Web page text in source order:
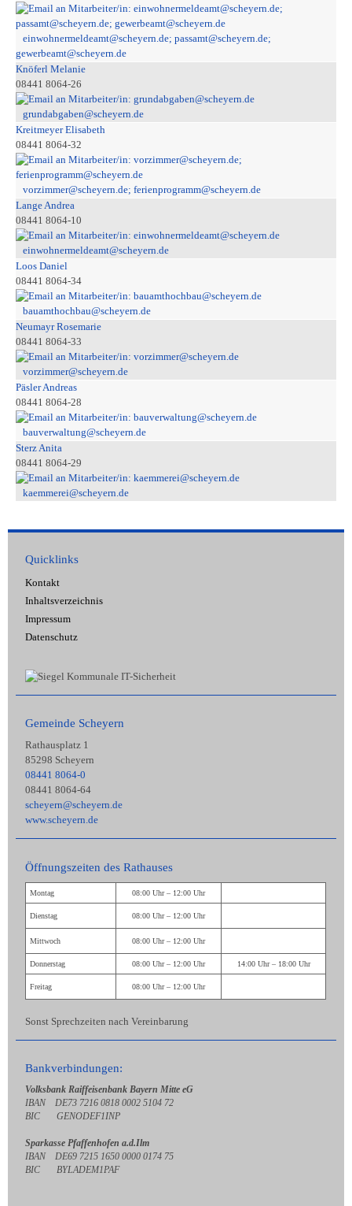
einwohnermeldeamt@scheyern.de; passamt@scheyern.de;
gewerbeamt@scheyern.de
Knöferl Melanie
08441 8064-26
grundabgaben@scheyern.de
Kreitmeyer Elisabeth
08441 8064-32
vorzimmer@scheyern.de; ferienprogramm@scheyern.de
Lange Andrea
08441 8064-10
einwohnermeldeamt@scheyern.de
Loos Daniel
08441 8064-34
bauamthochbau@scheyern.de
Neumayr Rosemarie
08441 8064-33
vorzimmer@scheyern.de
Päsler Andreas
08441 8064-28
bauverwaltung@scheyern.de
Sterz Anita
08441 8064-29
kaemmerei@scheyern.de
Quicklinks
Kontakt
Inhaltsverzeichnis
Impressum
Datenschutz
Gemeinde Scheyern
Rathausplatz 1
85298 Scheyern
08441 8064-0
08441 8064-64
scheyern@scheyern.de
www.scheyern.de
Öffnungszeiten des Rathauses
Montag 08:00 Uhr – 12:00 Uhr
Dienstag 08:00 Uhr – 12:00 Uhr
Mittwoch 08:00 Uhr – 12:00 Uhr
Donnerstag 08:00 Uhr – 12:00 Uhr 14:00 Uhr – 18:00 Uhr
Freitag 08:00 Uhr – 12:00 Uhr
Sonst Sprechzeiten nach Vereinbarung
Bankverbindungen:
Volksbank Raiffeisenbank Bayern Mitte eG
IBAN DE73 7216 0818 0002 5104 72
BIC GENODEF1INP
Sparkasse Pfaffenhofen a.d.Ilm
IBAN DE69 7215 1650 0000 0174 75
BIC BYLADEM1PAF